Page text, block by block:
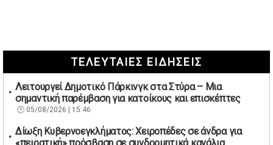
ΤΕΛΕΥΤΑΙΕΣ ΕΙΔΗΣΕΙΣ
Λειτουργεί Δημοτικό Πάρκινγκ στα Στύρα – Μια
σημαντική παρέμβαση για κατοίκους και επισκέπτες
05/08/2026 | 15:46
Δίωξη Κυβερνοεγκλήματος: Χειροπέδες σε άνδρα για